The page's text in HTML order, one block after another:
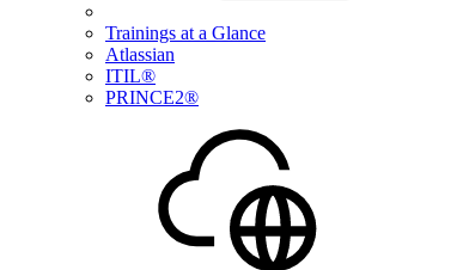
Trainings at a Glance
Atlassian
ITIL®
PRINCE2®